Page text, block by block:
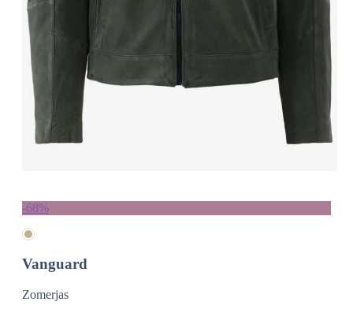
-68%
Vanguard
Zomerjas